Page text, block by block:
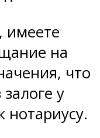
имеете
на
что
у